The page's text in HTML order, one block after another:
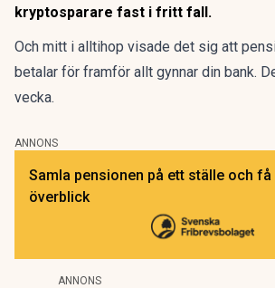
kryptosparare fast i fritt fall.
Och mitt i alltihop visade det sig att
betalar för framför allt gynnar din bank.
vecka.
ANNONS
Samla pensionen på ett ställe och få
överblick
ANNONS